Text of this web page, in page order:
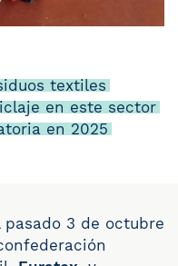
textiles
en este sector
en 2025
3 de octubre